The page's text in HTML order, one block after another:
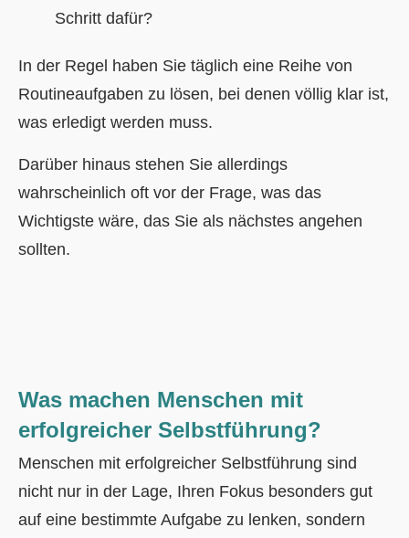
Schritt dafür?
In der Regel haben Sie täglich eine Reihe von
Routineaufgaben zu lösen, bei denen völlig klar ist,
was erledigt werden muss.
Darüber hinaus stehen Sie allerdings
wahrscheinlich oft vor der Frage, was das
Wichtigste wäre, das Sie als nächstes angehen
sollten.
Was machen Menschen mit
erfolgreicher Selbstführung?
Menschen mit erfolgreicher Selbstführung sind
nicht nur in der Lage, Ihren Fokus besonders gut
auf eine bestimmte Aufgabe zu lenken, sondern